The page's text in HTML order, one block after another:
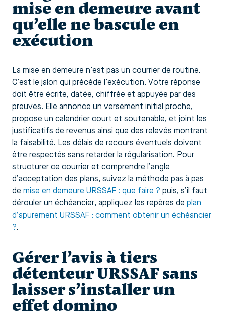
mise en demeure avant
qu’elle ne bascule en
exécution
La mise en demeure n’est pas un courrier de routine.
C’est le jalon qui précède l’exécution. Votre réponse
doit être écrite, datée, chiffrée et appuyée par des
preuves. Elle annonce un versement initial proche,
propose un calendrier court et soutenable, et joint les
justificatifs de revenus ainsi que des relevés montrant
la faisabilité. Les délais de recours éventuels doivent
être respectés sans retarder la régularisation. Pour
structurer ce courrier et comprendre l’angle
d’acceptation des plans, suivez la méthode pas à pas
de mise en demeure URSSAF : que faire ? puis, s’il faut
dérouler un échéancier, appliquez les repères de plan
d’apurement URSSAF : comment obtenir un échéancier
?.
Gérer l’avis à tiers
détenteur URSSAF sans
laisser s’installer un
effet domino